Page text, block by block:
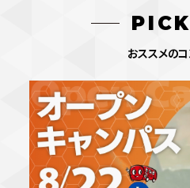
おススメの